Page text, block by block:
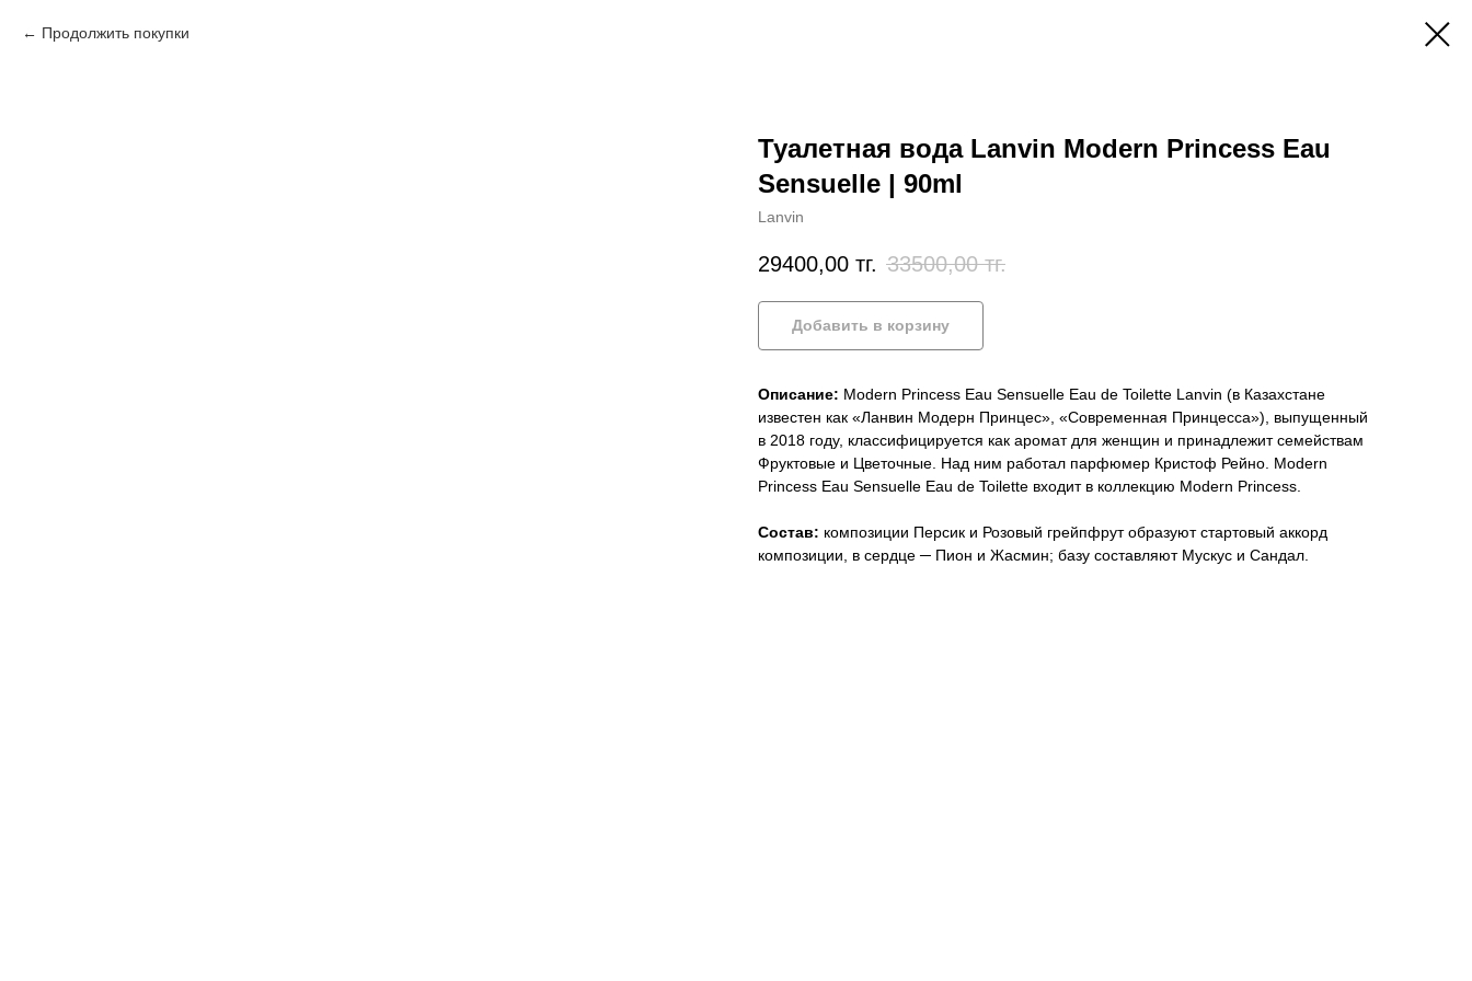
Продолжить покупки
Туалетная вода Lanvin Modern Princess Eau
Sensuelle | 90ml
Lanvin
29400,00 тг. 33500,00 тг.
Добавить в корзину
Описание: Modern Princess Eau Sensuelle Eau de Toilette Lanvin (в Казахстане
известен как «Ланвин Модерн Принцес», «Современная Принцесса»), выпущенный
в 2018 году, классифицируется как аромат для женщин и принадлежит семействам
Фруктовые и Цветочные. Над ним работал парфюмер Кристоф Рейно. Modern
Princess Eau Sensuelle Eau de Toilette входит в коллекцию Modern Princess.
Состав: композиции Персик и Розовый грейпфрут образуют стартовый аккорд
композиции, в сердце ─ Пион и Жасмин; базу составляют Мускус и Сандал.